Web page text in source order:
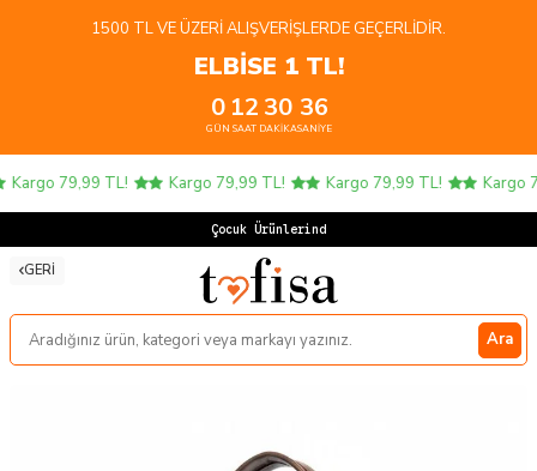
1500 TL VE ÜZERI ALIŞVERIŞLERDE GEÇERLIDIR.
ELBİSE 1 TL!
0
GÜN
12
SAAT
30
DAKIKA
36
SANIYE
Kargo 79,99 TL! Kargo 79,99 TL! Kargo 79,99 TL! Kargo
Çocuk Ürünlerinde
GERI
Ara